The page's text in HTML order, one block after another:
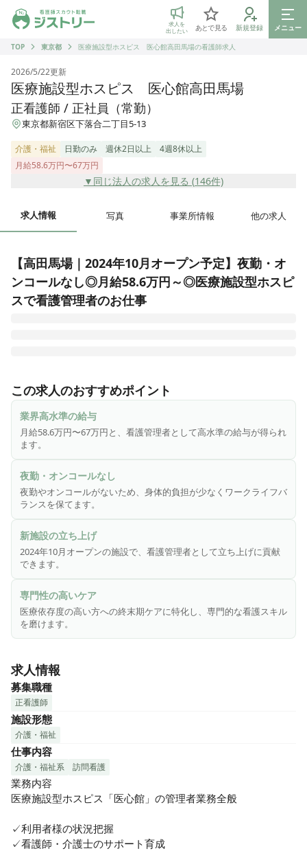
ジストリー 看護師の転職マッチング
求人を
出したい
あとで見る 新規登録
メニュー
TOP
東京都 医療施設型ホスピス 医心館高田馬場の看護師求人
2026/5/22更新
医療施設型ホスピス 医心館高田馬場
正看護師 / 正社員（常勤）
東京都新宿区下落合二丁目5-13
介護・福祉 日勤のみ 週休2日以上
4週8休以上
月給58.6万円〜67万円
▼同じ法人の求人を見る (146件)
求人情報 写真 事業所情報 他の求人
【高田馬場｜2024年10月オープン予定】夜勤・オ
ンコールなし◎月給58.6万円～◎医療施設型ホスピ
スで看護管理者のお仕事
高い方をお受け入れし、大切な時間を穏やかに過ごしていた
だくための、安らぎの療養の場です。医療施設型ホスピスと
して皆様からのニーズにお応えし、療養環境の地域間格差の
是正に貢献するため、全国各地で医心館を展開しています。
終末期のがんや神経変性疾患を患う方、人工呼吸器を使用し
ている方、頻繁な喀痰吸引が必要な方――などの医療依存度
が高い方々。そうした方々に安心して療養生活を送っていた
だくため、充実の人員体制を整えています。
今回、医心館に併設する訪問看護・訪問介護ステーションの
管理者としてチームをまとめる役割を担う「看護管理者」を
募集いたします。
この求人のおすすめポイント
業界高水準の給与
月給58.6万円〜67万円と、看護管理者として高水準の給与が得られ
ます。
夜勤・オンコールなし
夜勤やオンコールがないため、身体的負担が少なくワークライフバ
ランスを保てます。
新施設の立ち上げ
2024年10月オープンの施設で、看護管理者として立ち上げに貢献
できます。
専門性の高いケア
医療依存度の高い方への終末期ケアに特化し、専門的な看護スキル
を磨けます。
求人情報
募集職種
正看護師
施設形態
介護・福祉
仕事内容
介護・福祉系 訪問看護
業務内容
医療施設型ホスピス「医心館」の管理者業務全般
✓利用者様の状況把握
✓看護師・介護士のサポート育成